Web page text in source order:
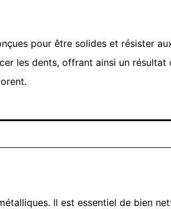
pour être solides et résister
les dents, offrant ainsi un résultat
Il est essentiel de bien